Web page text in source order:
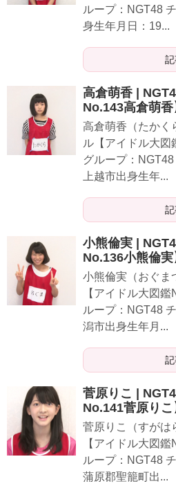
ループ：NGT48
身生年月日：19...
高倉萌香 |
No.143高倉萌香
高倉萌香（たかく
ル【アイドル大図
グループ：
上越市出身生年...
小熊倫実 |
No.136小熊倫実
小熊倫実（おぐま
【アイドル大図
ループ：NGT48
潟市出身生年月...
菅原りこ |
No.141菅原りこ
菅原りこ（すがは
【アイドル大図
ループ：NGT48
蒲原郡聖籠町出...